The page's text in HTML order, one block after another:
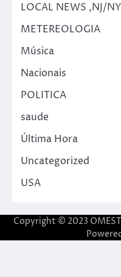
LOCAL NEWS ,NJ/
METEREOLOGIA
Música
Nacionais
POLITICA
saude
Última Hora
Uncategorized
USA
Copyright © 2023